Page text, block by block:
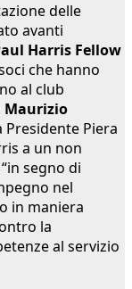
delle
avanti
Harris Fellow
che hanno
al club
Maurizio
Presidente Piera
a un non
segno di
nel
in maniera
la
al servizio